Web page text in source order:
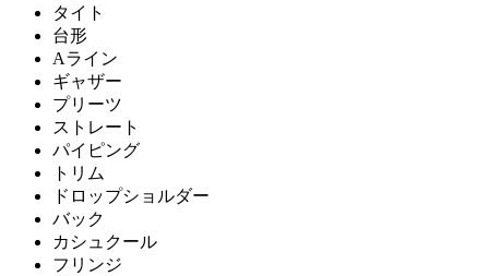
タイト
台形
Aライン
ギャザー
プリーツ
ストレート
パイピング
トリム
ドロップショルダー
バック
カシュクール
フリンジ